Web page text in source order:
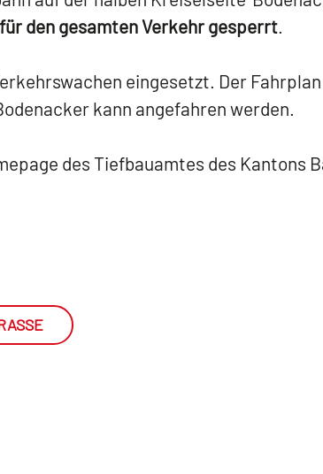
für den gesamten Verkehr gesperrt.
eingesetzt. Der
kann angefahren werden.
des Tiefbauamtes des Kantons